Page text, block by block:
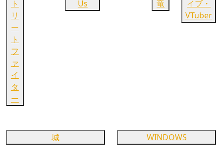
ト
リ
ー
ト
フ
ァ
イ
タ
ー
Us
竜
イブ・
VTuber
城 WINDOWS